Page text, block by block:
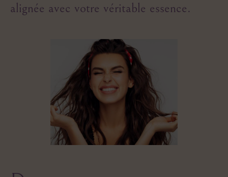
alignée avec votre véritable essence.